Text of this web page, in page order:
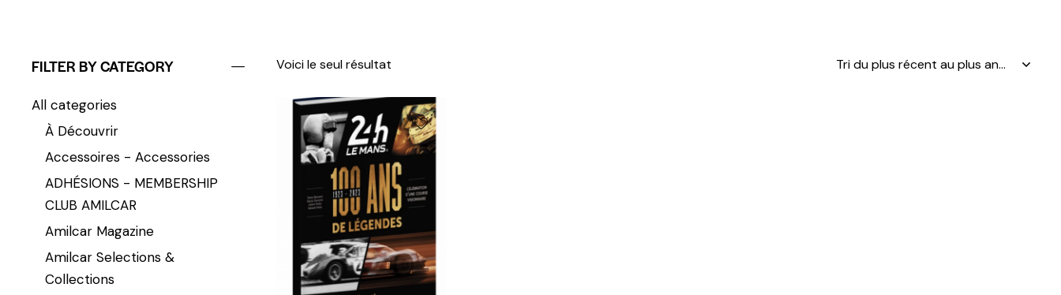
Voici le seul résultat
FILTER BY CATEGORY
All categories
À Découvrir
Accessoires - Accessories
ADHÉSIONS - MEMBERSHIP
CLUB AMILCAR
Amilcar Magazine
Amilcar Selections &
Collections